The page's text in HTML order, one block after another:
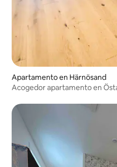
Apartamento en Härnösand
Acogedor apartamento en